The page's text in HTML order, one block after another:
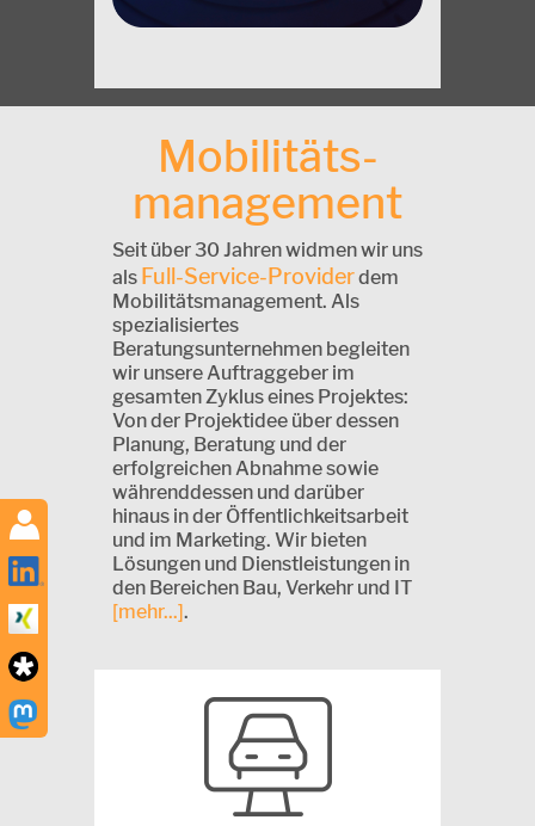
Mobilitäts-
management
Seit über 30 Jahren widmen wir uns
als Full-Service-Providerdem
Mobilitätsmanagement. Als
spezialisiertes
Beratungsunternehmen begleiten
wir unsere Auftraggeber im
gesamten Zyklus eines Projektes:
Von der Projektidee über dessen
Planung, Beratung und der
erfolgreichen Abnahme sowie
währenddessen und darüber
hinaus in der Öffentlichkeitsarbeit
und im Marketing. Wir bieten
Lösungen und Dienstleistungen in
den Bereichen Bau, Verkehr und IT
[mehr...].